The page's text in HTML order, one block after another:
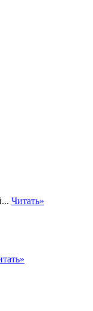
Читать»